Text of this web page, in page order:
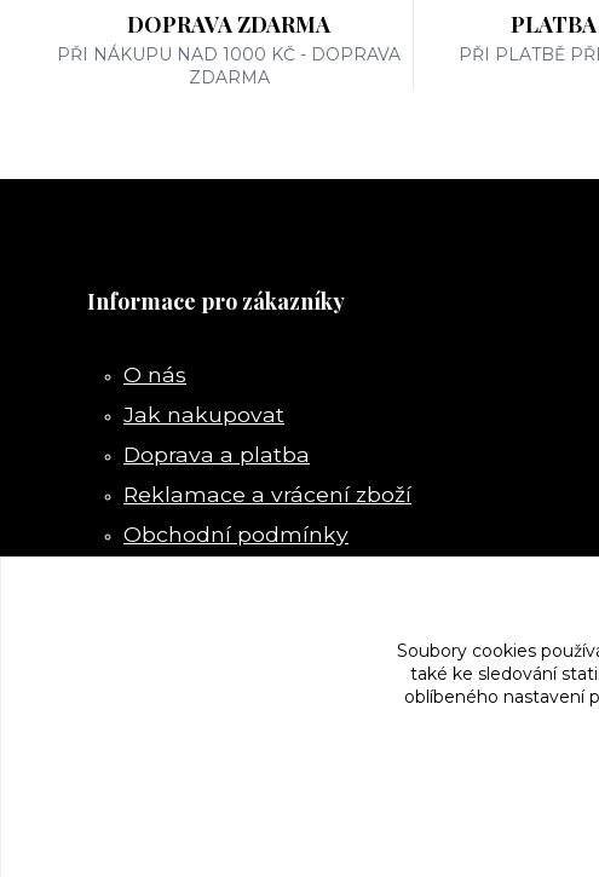
DOPRAVA ZDARMA
PŘI NÁKUPU NAD 1000 KČ - DOPRAVA
ZDARMA
PŘI PLATBĚ
Informace pro zákazníky
O nás
Jak nakupovat
Doprava a platba
Reklamace a vrácení zboží
Obchodní podmínky
Soubory cookies
také ke sledování
oblíbeného nastavení